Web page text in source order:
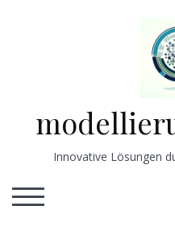
Innovative Lösungen
TOGGLE MOBILE MENU